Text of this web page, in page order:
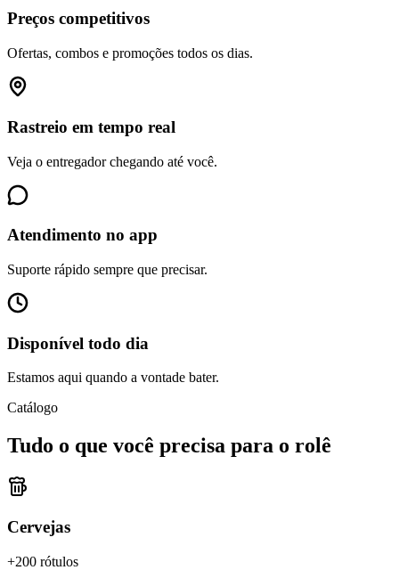
Preços competitivos
Ofertas, combos e promoções todos os dias.
Rastreio em tempo real
Veja o entregador chegando até você.
Atendimento no app
Suporte rápido sempre que precisar.
Disponível todo dia
Estamos aqui quando a vontade bater.
Catálogo
Tudo o que você precisa para o rolê
Cervejas
+200 rótulos